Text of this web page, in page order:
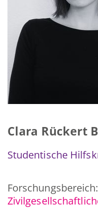
Clara Rückert
Studentische
Forschungsbereich: